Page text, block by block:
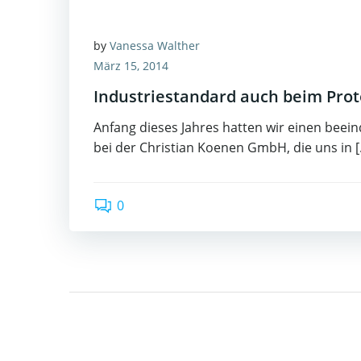
by Vanessa Walther
März 15, 2014
Industriestandard auch beim
Anfang dieses Jahres hatten wir einen
bei der Christian Koenen GmbH, die uns in
0